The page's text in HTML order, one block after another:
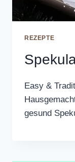
REZEPTE
Easy &
gesund